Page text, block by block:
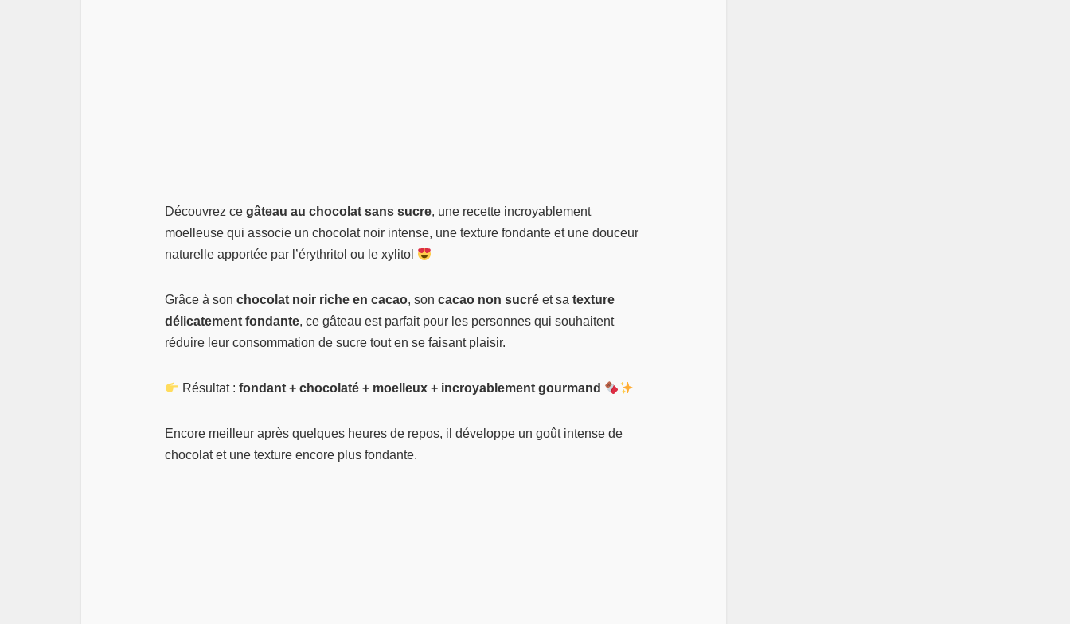
Découvrez ce gâteau au chocolat sans sucre, une recette incroyablement
moelleuse qui associe un chocolat noir intense, une texture fondante et une douceur
naturelle apportée par l’érythritol ou le xylitol
Grâce à son chocolat noir riche en cacao, son cacao non sucré et sa texture
délicatement fondante, ce gâteau est parfait pour les personnes qui souhaitent
réduire leur consommation de sucre tout en se faisant plaisir.
Résultat :fondant + chocolaté + moelleux + incroyablement gourmand
Encore meilleur après quelques heures de repos, il développe un goût intense de
chocolat et une texture encore plus fondante.